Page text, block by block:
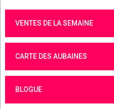
VENTES DE LA SEMAINE
CARTE DES AUBAINES
BLOGUE